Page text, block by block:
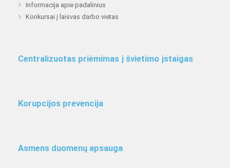
Informacija apie padalinius
Konkursai į laisvas darbo vietas
Centralizuotas priėmimas į švietimo įstaigas
Korupcijos prevencija
Asmens duomenų apsauga